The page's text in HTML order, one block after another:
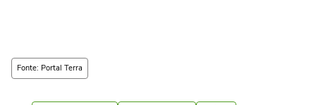
Fonte: Portal Terra